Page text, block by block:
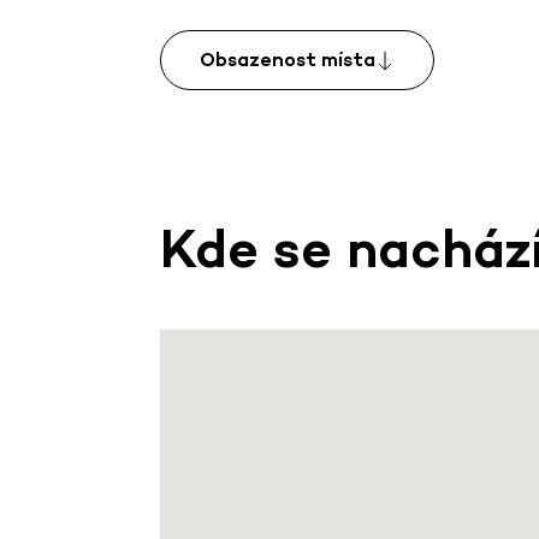
Obsazenost místa
Kde se